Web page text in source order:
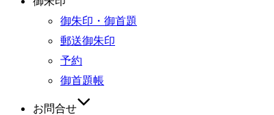
御朱印・御首題
郵送御朱印
予約
御首題帳
お問合せ